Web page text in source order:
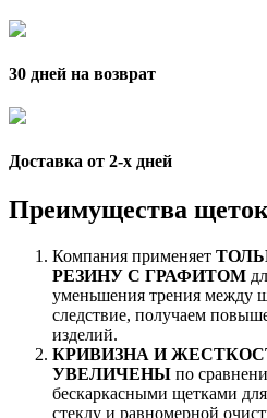
30 дней на возврат
Доставка от 2-x дней
Преимущества
Компания применяет
РЕЗИНУ С ГРАФИТОМ
уменьшения трения между
следствие, получаем
изделий.
КРИВИЗНА И
УВЕЛИЧЕНЫ по
бескаркасными щетками
стеклу и равномерной